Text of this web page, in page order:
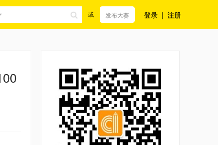
或 发布大赛 登录 | 注册